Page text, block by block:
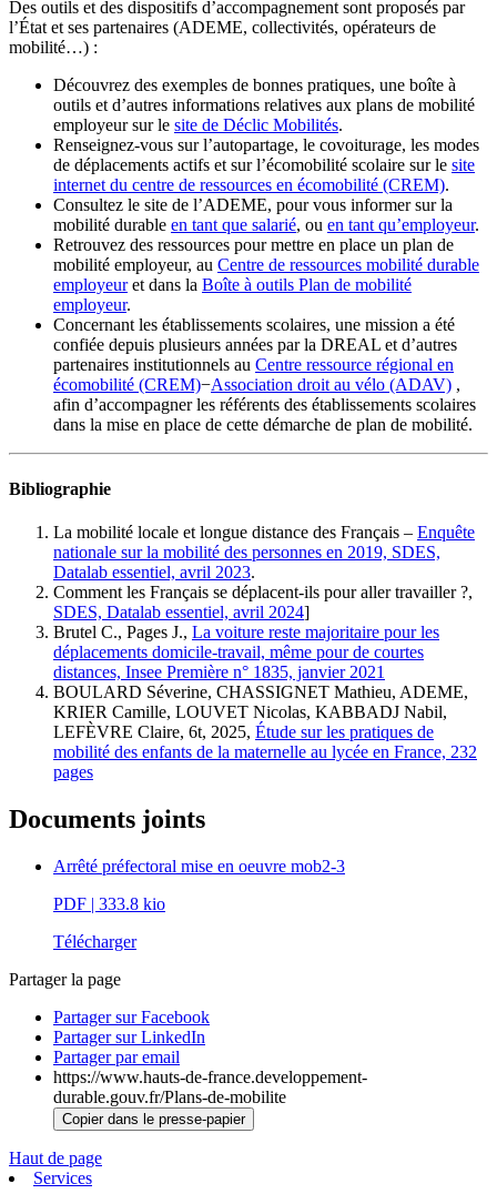
Des outils et des dispositifs d’accompagnement sont proposés par
l’État et ses partenaires (ADEME, collectivités, opérateurs de
mobilité…) :
Découvrez des exemples de bonnes pratiques, une boîte à
outils et d’autres informations relatives aux plans de mobilité
employeur sur le site de Déclic Mobilités.
Renseignez-vous sur l’autopartage, le covoiturage, les modes
de déplacements actifs et sur l’écomobilité scolaire sur le site
internet du centre de ressources en écomobilité (CREM).
Consultez le site de l’ADEME, pour vous informer sur la
mobilité durable en tant que salarié, ou en tant qu’employeur.
Retrouvez des ressources pour mettre en place un plan de
mobilité employeur, au Centre de ressources mobilité durable
employeuret dans la Boîte à outils Plan de mobilité
employeur.
Concernant les établissements scolaires, une mission a été
confiée depuis plusieurs années par la DREAL et d’autres
partenaires institutionnels au Centre ressource régional en
écomobilité (CREM)−Association droit au vélo (ADAV) ,
afin d’accompagner les référents des établissements scolaires
dans la mise en place de cette démarche de plan de mobilité.
Bibliographie
La mobilité locale et longue distance des Français – Enquête
nationale sur la mobilité des personnes en 2019, SDES,
Datalab essentiel, avril 2023.
Comment les Français se déplacent-ils pour aller travailler ?,
SDES, Datalab essentiel, avril 2024]
Brutel C., Pages J., La voiture reste majoritaire pour les
déplacements domicile-travail, même pour de courtes
distances, Insee Première n° 1835, janvier 2021
BOULARD Séverine, CHASSIGNET Mathieu, ADEME,
KRIER Camille, LOUVET Nicolas, KABBADJ Nabil,
LEFÈVRE Claire, 6t, 2025, Étude sur les pratiques de
mobilité des enfants de la maternelle au lycée en France, 232
pages
Documents joints
Arrêté préfectoral mise en oeuvre mob2-3
PDF | 333.8 kio
Télécharger
Partager la page
Partager sur Facebook
Partager sur LinkedIn
Partager par email
https://www.hauts-de-france.developpement-
durable.gouv.fr/Plans-de-mobilite
Copier dans le presse-papier
Haut de page
Services